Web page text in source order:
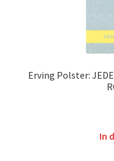
Erving Polster:
In